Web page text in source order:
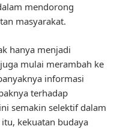
mendorong
masyarakat.
hanya menjadi
mulai merambah ke
informasi
terhadap
semakin selektif dalam
kekuatan budaya